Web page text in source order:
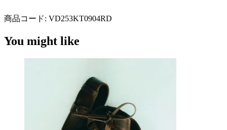
商品コード: VD253KT0904RD
You might like